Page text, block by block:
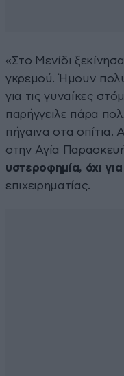
«Στο Μενίδι
γκρεμού. Ήμουν πολύ
για τις γυναίκες
παρήγγειλε πάρα
πήγαινα στα σπίτια.
στην Αγία
υστεροφημία, όχι
επιχειρηματίας.